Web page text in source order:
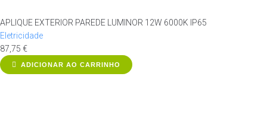
APLIQUE EXTERIOR PAREDE LUMINOR 12W 6000K IP65
Eletricidade
87,75 €
ADICIONAR AO CARRINHO